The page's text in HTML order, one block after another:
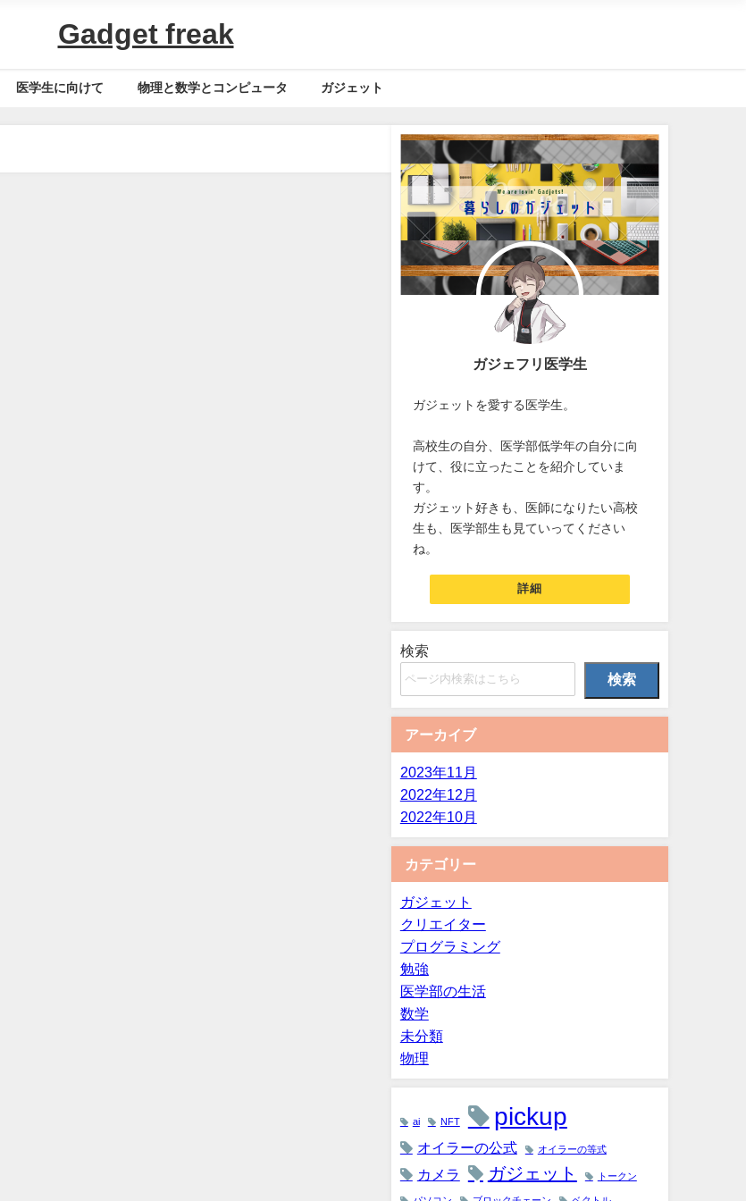
Gadget freak
医学生に向けて 物理と数学とコンピュータ ガジェット
ガジェフリ医学生
ガジェットを愛する医学生。
高校生の自分、医学部低学年の自分に向
けて、役に立ったことを紹介していま
す。
ガジェット好きも、医師になりたい高校
生も、医学部生も見ていってください
ね。
詳細
検索
検索
アーカイブ
2023年11月
2022年12月
2022年10月
カテゴリー
ガジェット
クリエイター
プログラミング
勉強
医学部の生活
数学
未分類
物理
ai NFT pickup
オイラーの公式 オイラーの等式
カメラ ガジェット トークン